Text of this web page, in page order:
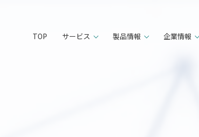
TOP サービス 製品情報 企業情報